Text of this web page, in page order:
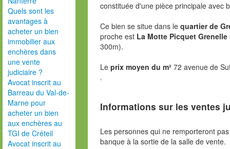
Quels sont les
avantages à
acheter un bien
immobilier aux
enchères dans
une vente
judiciaire ?
Avocat inscrit au
Barreau du Val-de-
Marne pour
acheter un bien
aux enchères au
TGI de Créteil
Avocat inscrit au
constituée d'une pièce principale avec
Ce bien se situe dans le quartier de
proche est La Motte Picquet Grenelle
300m).
Le prix moyen du m² 72 avenue de
.
Informations sur les ventes
Les personnes qui ne remporteront
banque à la sortie de la salle de vente.